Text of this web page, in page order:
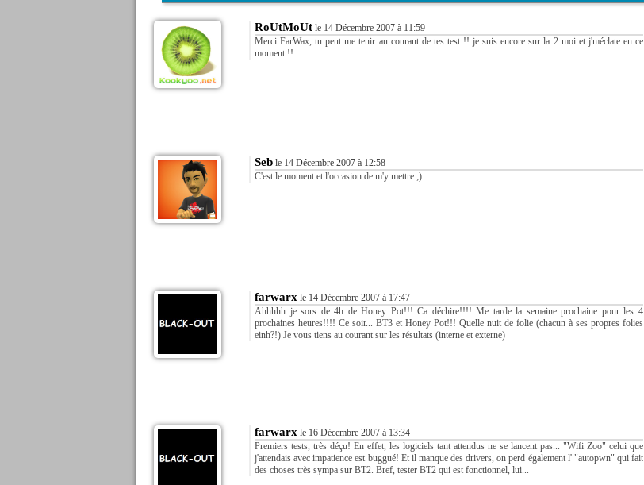
RoUtMoUt le 14 Décembre 2007 à 11:59
Merci FarWax, tu peut me tenir au courant de tes test !! je suis encore sur la 2 moi et j'méclate en ce
moment !!
Seb le 14 Décembre 2007 à 12:58
C'est le moment et l'occasion de m'y mettre ;)
farwarx le 14 Décembre 2007 à 17:47
Ahhhhh je sors de 4h de Honey Pot!!! Ca déchire!!!! Me tarde la semaine prochaine pour les 4
prochaines heures!!!! Ce soir... BT3 et Honey Pot!!! Quelle nuit de folie (chacun à ses propres folies
einh?!) Je vous tiens au courant sur les résultats (interne et externe)
farwarx le 16 Décembre 2007 à 13:34
Premiers tests, très déçu! En effet, les logiciels tant attendus ne se lancent pas... "Wifi Zoo" celui que
j'attendais avec impatience est buggué! Et il manque des drivers, on perd également l' "autopwn" qui fait
des choses très sympa sur BT2. Bref, tester BT2 qui est fonctionnel, lui...